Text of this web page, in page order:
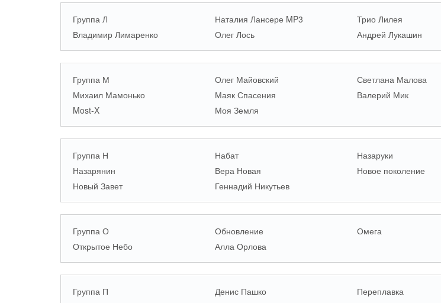
Группа Л Наталия Лансере MP3
Трио Лилея
Владимир Лимаренко
Олег Лось Андрей Лукашин
Группа М Олег Майовский
Светлана Малова
Михаил Мамонько
Маяк Спасения
Валерий Мик
Most-X
Моя Земля
Группа Н Набат
Назаруки
Назарянин
Вера Новая
Новое поколение
Новый Завет
Геннадий Никутьев
Группа О Обновление
Омега
Открытое Небо
Алла Орлова
Группа П Денис Пашко
Переплавка